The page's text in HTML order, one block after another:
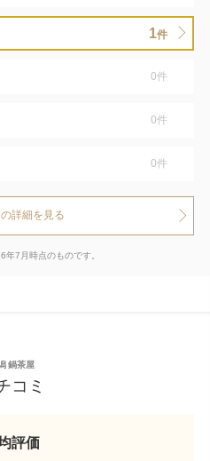
1件
0件
0件
0件
詳細を見る
7月時点のものです。
鍋茶屋
コミ
評価